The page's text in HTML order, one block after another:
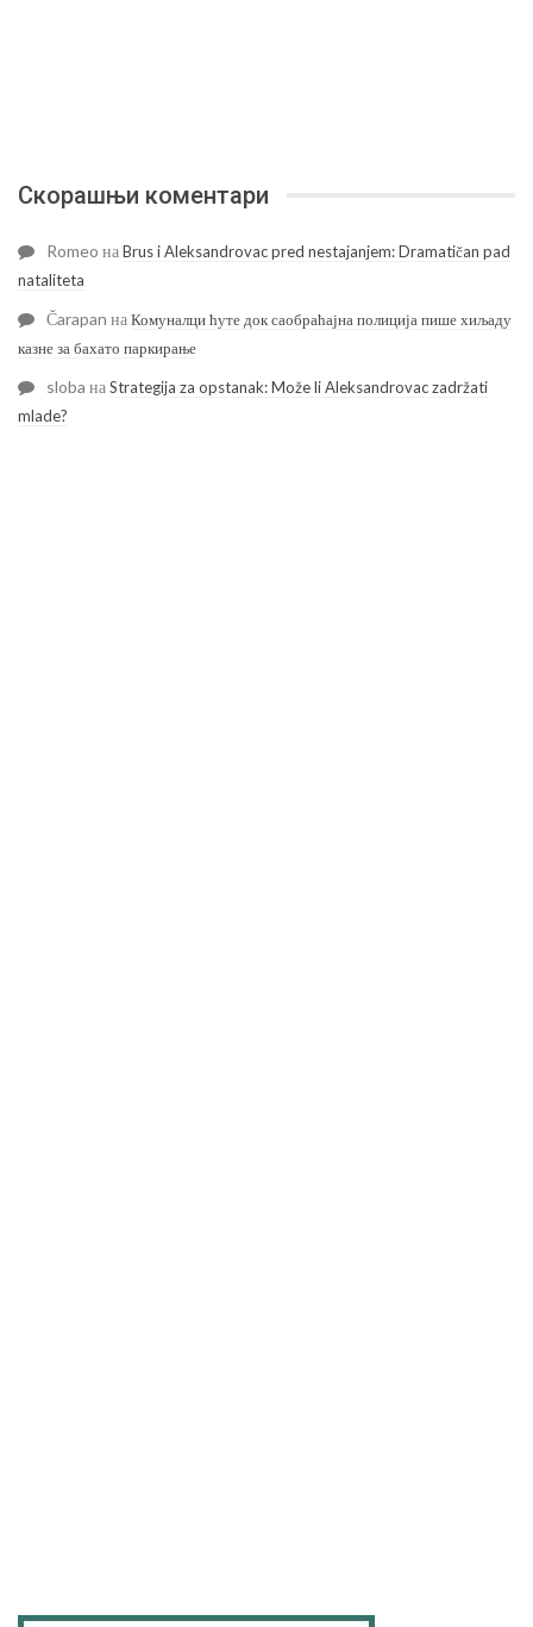
Скорашњи коментари
Romeo наBrus i Aleksandrovac pred nestajanjem: Dramatičan pad
nataliteta
Čarapan наКомуналци ћуте док саобраћајна полиција пише хиљаду
казне за бахато паркирање
sloba наStrategija za opstanak: Može li Aleksandrovac zadržati
mlade?